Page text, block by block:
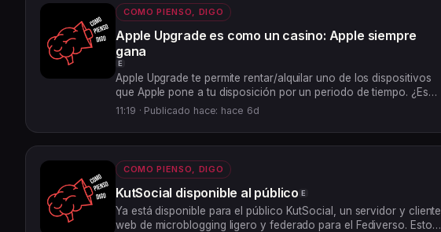
COMO PIENSO, DIGO
Apple Upgrade es como un casino: Apple siempre
gana
E
Apple Upgrade te permite rentar/alquilar uno de los dispositivos
que Apple pone a tu disposición por un periodo de tiempo. ¿Es
una buena opción?
11:19 · Publicado hace: hace 6d
COMO PIENSO, DIGO
KutSocial disponible al público E
Ya está disponible para el público KutSocial, un servidor y cliente
web de microblogging ligero y federado para el Fediverso. Esto